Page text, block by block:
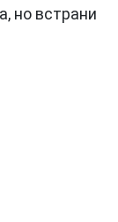
но встрани